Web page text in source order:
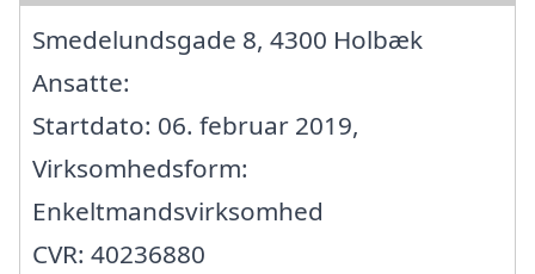
Smedelundsgade 8, 4300 Holbæk
Ansatte:
Startdato: 06. februar 2019,
Virksomhedsform:
Enkeltmandsvirksomhed
CVR: 40236880